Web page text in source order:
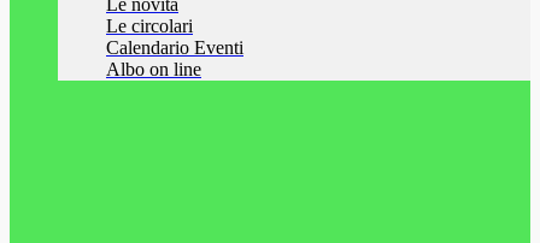
Le novità
Le circolari
Calendario Eventi
Albo on line